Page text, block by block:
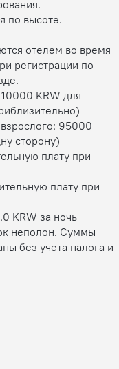
по высоте.
отелем во время
регистрации по
KRW для
95000
сторону)
плату при
плату при
KRW за ночь
неполон. Суммы
без учета налога и